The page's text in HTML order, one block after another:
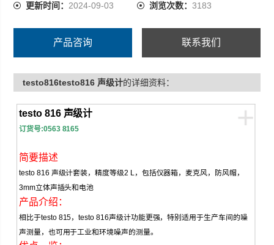
更新时间： 2024-09-03 浏览次数： 3183
产品咨询 联系我们
testo816testo816 声级计的详细资料：
+
testo 816 声级计
订货号:0563 8165
简要描述
testo 816声级计套装，精度等级2 L，包括仪器箱，麦克风，防风帽，
3mm立体声插头和电池
产品介绍：
相比于testo 815，testo 816声级计功能更强，特别适用于生产车间的噪
声测量，也可用于工业和环境噪声的测量。